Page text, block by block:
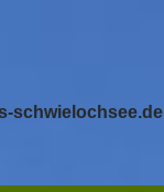
schwielochsee.de